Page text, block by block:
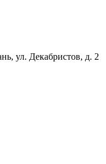
ул. Декабристов, д. 2